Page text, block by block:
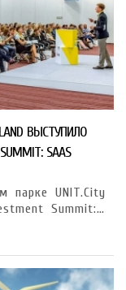
ВЫСТУПИЛО
SAAS
парке UNIT.City
Summit:…